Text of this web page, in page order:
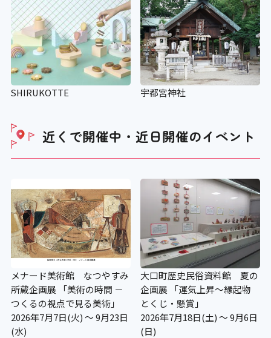
SHIRUKOTTE 宇都宮神社
近くで開催中・近日開催のイベント
メナード美術館 なつやすみ
所蔵企画展 「美術の時間 －
つくるの視点で見る美術」
2026年7月7日(火) ～ 9月23日
(水)
大口町歴史民俗資料館 夏の
企画展 「運気上昇〜縁起物
とくじ・懸賞」
2026年7月18日(土) ～ 9月6日
(日)